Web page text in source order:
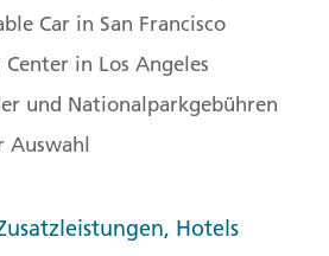
Car in San Francisco
Center in Los Angeles
und Nationalparkgebühren
Hotels